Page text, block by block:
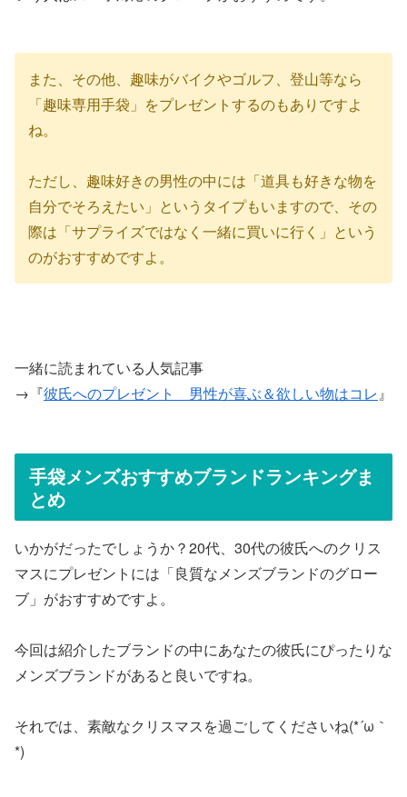
また、その他、趣味がバイクやゴルフ、登山等なら
「趣味専用手袋」をプレゼントするのもありですよ
ね。
ただし、趣味好きの男性の中には「道具も好きな物を
自分でそろえたい」というタイプもいますので、その
際は「サプライズではなく一緒に買いに行く」という
のがおすすめですよ。
一緒に読まれている人気記事
→『彼氏へのプレゼント 男性が喜ぶ＆欲しい物はコレ』
手袋メンズおすすめブランドランキングま
とめ
いかがだったでしょうか？20代、30代の彼氏へのクリス
マスにプレゼントには「良質なメンズブランドのグロー
ブ」がおすすめですよ。
今回は紹介したブランドの中にあなたの彼氏にぴったりな
メンズブランドがあると良いですね。
それでは、素敵なクリスマスを過ごしてくださいね(*´ω｀
*)